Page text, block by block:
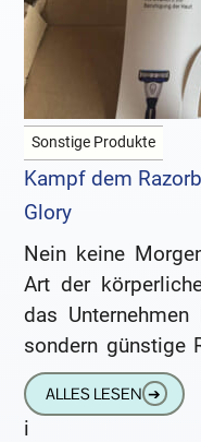
Sonstige Produkte
Kampf dem
Glory
Nein keine
Art der
das
sondern günstige
Razorblade
das Synonym für
ALLES LESEN ➔
i